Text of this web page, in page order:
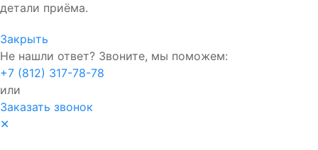
детали приёма.
Закрыть
Не нашли ответ? Звоните, мы поможем:
+7 (812) 317-78-78
или
Заказать звонок
✕